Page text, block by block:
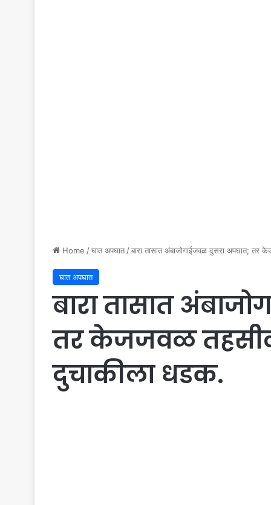
Home /घात अपघात /बारा तासात अंबाजोगाईजवळ दुसरा अपघात; तर
घात अपघात
बारा तासात
तर केजजवळ
दुचाकीला धडक.